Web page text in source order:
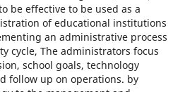
be effective to be used as a
of educational institutions
an administrative process
cycle, The administrators focus
school goals, technology
follow up on operations. by